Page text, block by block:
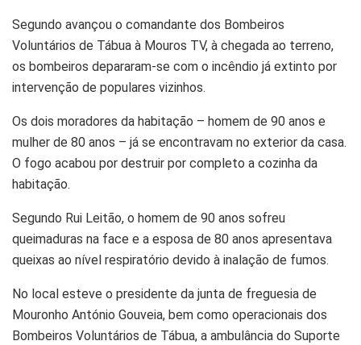
Segundo avançou o comandante dos Bombeiros
Voluntários de Tábua à Mouros TV, à chegada ao terreno,
os bombeiros depararam-se com o incêndio já extinto por
intervenção de populares vizinhos.
Os dois moradores da habitação – homem de 90 anos e
mulher de 80 anos – já se encontravam no exterior da casa.
O fogo acabou por destruir por completo a cozinha da
habitação.
Segundo Rui Leitão, o homem de 90 anos sofreu
queimaduras na face e a esposa de 80 anos apresentava
queixas ao nível respiratório devido à inalação de fumos.
No local esteve o presidente da junta de freguesia de
Mouronho António Gouveia, bem como operacionais dos
Bombeiros Voluntários de Tábua, a ambulância do Suporte